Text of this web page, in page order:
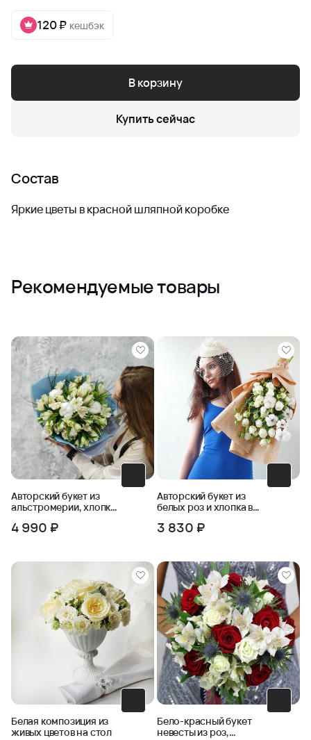
120 ₽ кешбэк
В корзину
Купить сейчас
Состав
Яркие цветы в красной шляпной коробке
Рекомендуемые товары
Авторский букет из
альстромерии, хлопка
4 990 ₽
Авторский букет из
белых роз и хлопка в
3 830 ₽
Белая композиция из
живых цветов на стол
Бело-красный букет
невесты из роз,